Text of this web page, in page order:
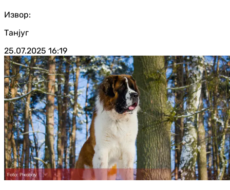
Извор:
Танјуг
25.07.2025 16:19